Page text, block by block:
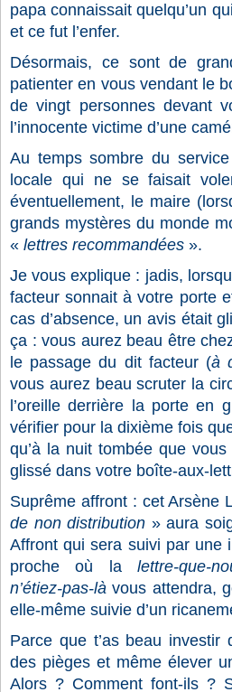
papa connaissait quelqu’un
et ce fut l’enfer.
Désormais, ce sont de
patienter en vous vendant le
de vingt personnes devant
l’innocente victime d’une
Au temps sombre du
locale qui ne se faisait
éventuellement, le maire
grands mystères du monde
« lettres recommandées ».
Je vous explique : jadis,
facteur sonnait à votre porte
cas d’absence, un avis était
ça : vous aurez beau être
le passage du dit facteur (à
vous aurez beau scruter la
l’oreille derrière la porte en
vérifier pour la dixième fois
qu’à la nuit tombée que
glissé dans votre boîte-aux-
Suprême affront : cet Arsène
de non distribution » aura
Affront qui sera suivi par une
proche où la lettre-que-
n’étiez-pas-là vous attendra,
elle-même suivie d’un
Parce que t’as beau
des pièges et même élever
Alors ? Comment font-ils ?